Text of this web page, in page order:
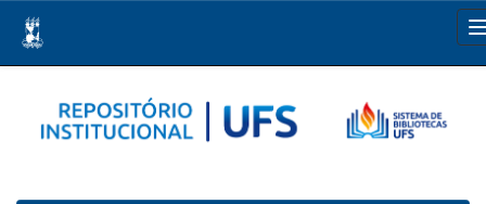
navigation